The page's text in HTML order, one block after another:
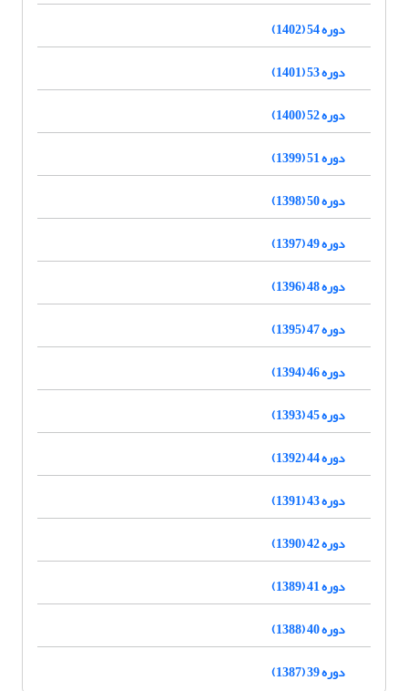
دوره 54 (1402)
دوره 53 (1401)
دوره 52 (1400)
دوره 51 (1399)
دوره 50 (1398)
دوره 49 (1397)
دوره 48 (1396)
دوره 47 (1395)
دوره 46 (1394)
دوره 45 (1393)
دوره 44 (1392)
دوره 43 (1391)
دوره 42 (1390)
دوره 41 (1389)
دوره 40 (1388)
دوره 39 (1387)